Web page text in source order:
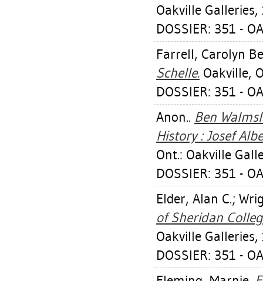
Oakville Galleries,
DOSSIER: 351 -
Farrell, Carolyn
Schelle. Oakville,
DOSSIER: 351 -
Anon.. Ben
History : Josef
Ont.: Oakville
DOSSIER: 351 -
Elder, Alan C.;
of Sheridan
Oakville Galleries,
DOSSIER: 351 -